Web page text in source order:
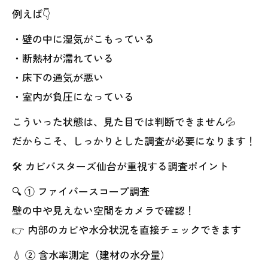
例えば👇
・壁の中に湿気がこもっている
・断熱材が濡れている
・床下の通気が悪い
・室内が負圧になっている
こういった状態は、見た目では判断できません💦
だからこそ、しっかりとした調査が必要になります！
🛠 カビバスターズ仙台が重視する調査ポイント
🔍 ① ファイバースコープ調査
壁の中や見えない空間をカメラで確認！
👉 内部のカビや水分状況を直接チェックできます
💧 ② 含水率測定（建材の水分量）